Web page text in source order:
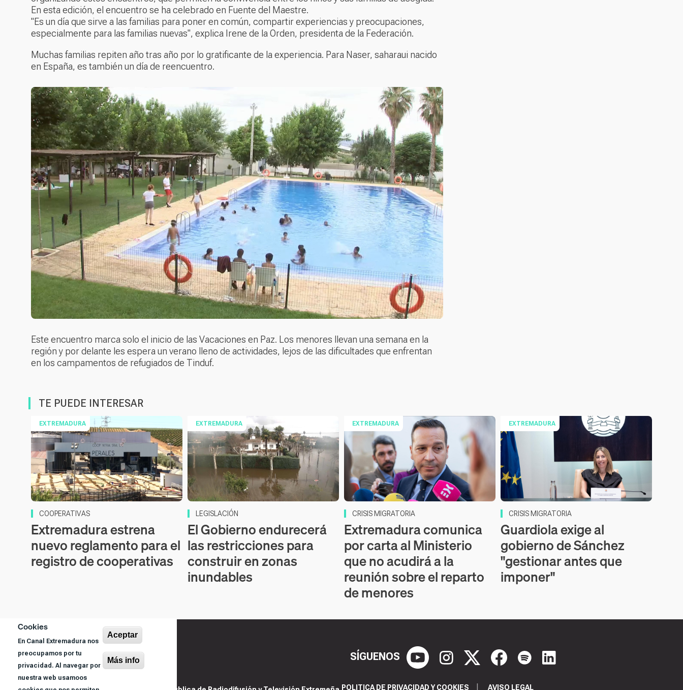
Cookies
En Canal Extremadura nos
preocupamos por tu
privacidad. Al navegar por
nuestra web usamoos
Aceptar
Más info
En esta edición, el encuentro se ha celebrado en Fuente del Maestre.
"Es un día que sirve a las familias para poner en común, compartir experiencias y preocupaciones,
especialmente para las familias nuevas", explica Irene de la Orden, presidenta de la Federación.
Muchas familias repiten año tras año por lo gratificante de la experiencia. Para Naser, saharaui nacido
en España, es también un día de reencuentro.
Este encuentro marca solo el inicio de las Vacaciones en Paz. Los menores llevan una semana en la
región y por delante les espera un verano lleno de actividades, lejos de las dificultades que enfrentan
en los campamentos de refugiados de Tinduf.
TE PUEDE INTERESAR
EXTREMADURA
COOPERATIVAS
Extremadura estrena
nuevo reglamento para el
registro de cooperativas
EXTREMADURA
LEGISLACIÓN
El Gobierno endurecerá
las restricciones para
construir en zonas
inundables
EXTREMADURA
CRISIS MIGRATORIA
Extremadura comunica
por carta al Ministerio
que no acudirá a la
reunión sobre el reparto
de menores
EXTREMADURA
CRISIS MIGRATORIA
Guardiola exige al
gobierno de Sánchez
"gestionar antes que
imponer"
SÍGUENOS
POLITICA DE PRIVACIDAD Y COOKIES AVISO LEGAL